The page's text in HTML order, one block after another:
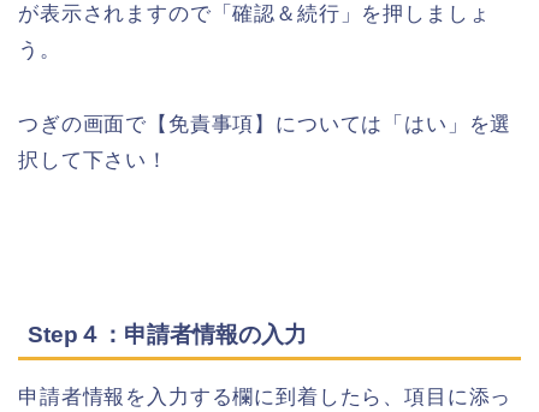
が表示されますので「確認＆続行」を押しましょ
う。
つぎの画面で【免責事項】については「はい」を選
択して下さい！
Step４：申請者情報の入力
申請者情報を入力する欄に到着したら、項目に添っ